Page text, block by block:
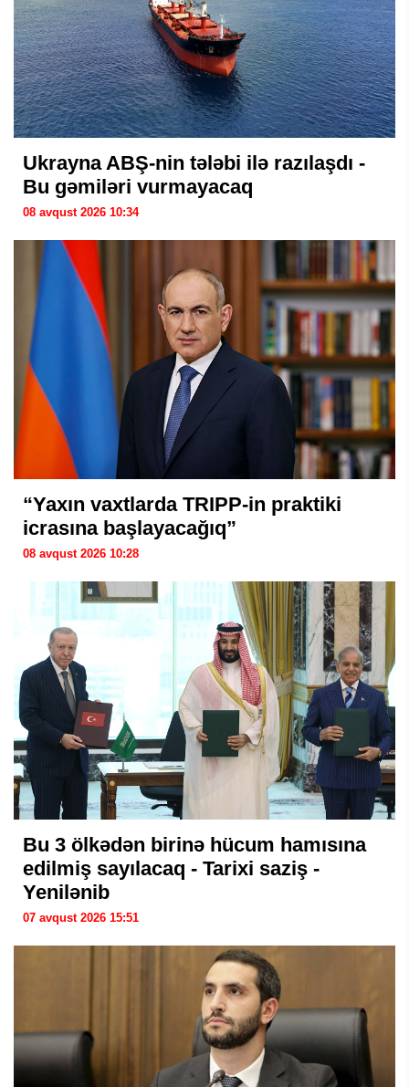
Ukrayna ABŞ-nin tələbi ilə razılaşdı -
Bu gəmiləri vurmayacaq
08 avqust 2026 10:34
“Yaxın vaxtlarda TRIPP-in praktiki
icrasına başlayacağıq”
08 avqust 2026 10:28
Bu 3 ölkədən birinə hücum hamısına
edilmiş sayılacaq - Tarixi saziş -
Yenilənib
07 avqust 2026 15:51